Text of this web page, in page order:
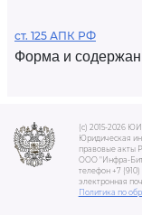
ст. 125 АПК РФ
Форма и
(c) 2015-2026
Юридическая
правовые акты
ООО "Инфра-
телефон +7 (910)
электронная
Политика по